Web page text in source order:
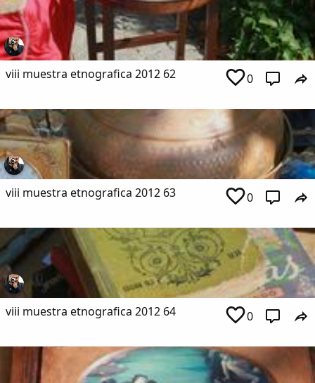
viii muestra etnografica 2012 62 0
viii muestra etnografica 2012 63 0
viii muestra etnografica 2012 64 0